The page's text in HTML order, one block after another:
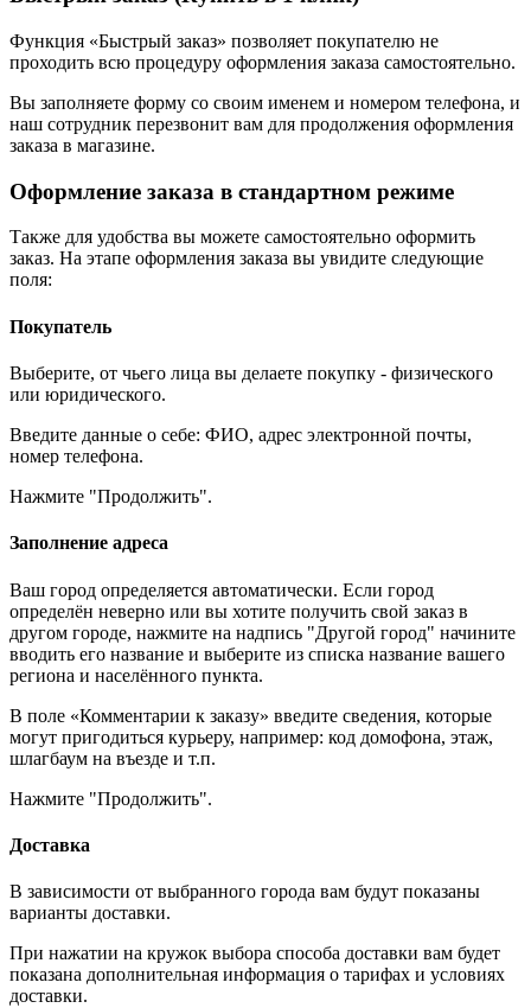
Функция «Быстрый заказ» позволяет покупателю не
проходить всю процедуру оформления заказа самостоятельно.
Вы заполняете форму со своим именем и номером телефона, и
наш сотрудник перезвонит вам для продолжения оформления
заказа в магазине.
Оформление заказа в стандартном режиме
Также для удобства вы можете самостоятельно оформить
заказ. На этапе оформления заказа вы увидите следующие
поля:
Покупатель
Выберите, от чьего лица вы делаете покупку - физического
или юридического.
Введите данные о себе: ФИО, адрес электронной почты,
номер телефона.
Нажмите "Продолжить".
Заполнение адреса
Ваш город определяется автоматически. Если город
определён неверно или вы хотите получить свой заказ в
другом городе, нажмите на надпись "Другой город" начините
вводить его название и выберите из списка название вашего
региона и населённого пункта.
В поле «Комментарии к заказу» введите сведения, которые
могут пригодиться курьеру, например: код домофона, этаж,
шлагбаум на въезде и т.п.
Нажмите "Продолжить".
Доставка
В зависимости от выбранного города вам будут показаны
варианты доставки.
При нажатии на кружок выбора способа доставки вам будет
показана дополнительная информация о тарифах и условиях
доставки.